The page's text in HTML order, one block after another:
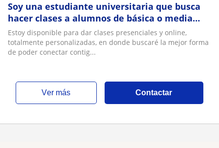
Soy una estudiante universitaria que busca
hacer clases a alumnos de básica o media
que busquen reforzamiento académico
Estoy disponible para dar clases presenciales y online,
totalmente personalizadas, en donde buscaré la mejor forma
de poder conectar contig...
ver más Contactar